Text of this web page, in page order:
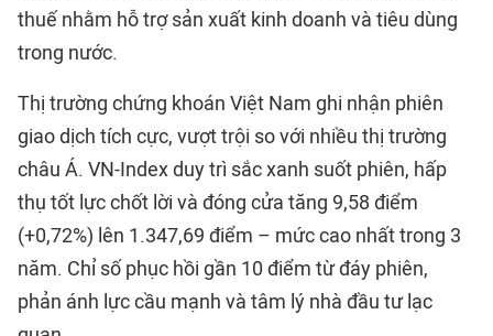
thuế nhằm hỗ trợ sản xuất kinh doanh và tiêu dùng
trong nước.
Thị trường chứng khoán Việt Nam ghi nhận phiên
giao dịch tích cực, vượt trội so với nhiều thị trường
châu Á. VN-Index duy trì sắc xanh suốt phiên, hấp
thụ tốt lực chốt lời và đóng cửa tăng 9,58 điểm
(+0,72%) lên 1.347,69 điểm – mức cao nhất trong 3
năm. Chỉ số phục hồi gần 10 điểm từ đáy phiên,
phản ánh lực cầu mạnh và tâm lý nhà đầu tư lạc